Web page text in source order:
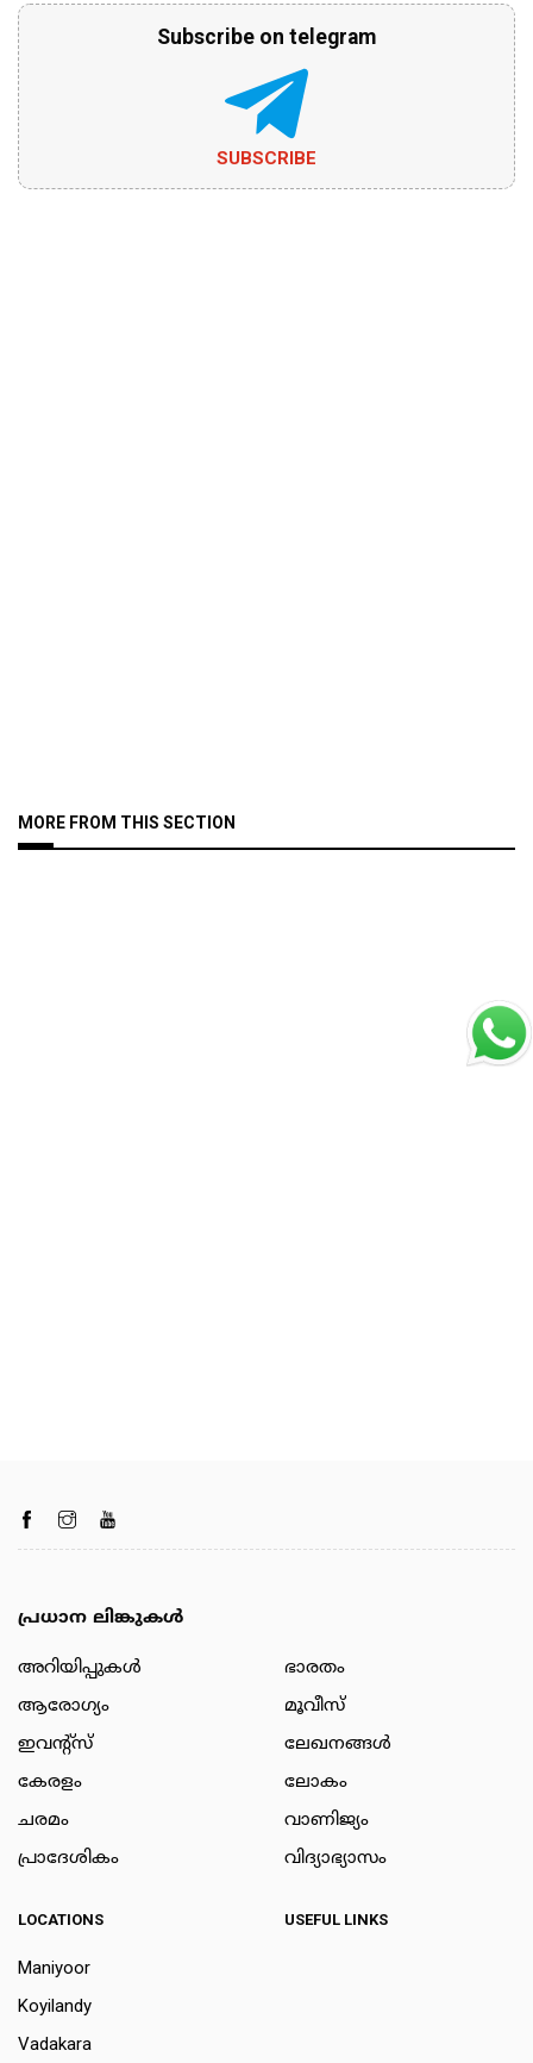
Subscribe on telegram
SUBSCRIBE
MORE FROM THIS SECTION
പ്രധാന ലിങ്കുകൾ
അറിയിപ്പുകള്‍
ആരോഗ്യം
ഇവന്റ്സ്
കേരളം
ചരമം
പ്രാദേശികം
ഭാരതം
മൂവീസ്
ലേഖനങ്ങള്‍
ലോകം
വാണിജ്യം
വിദ്യാഭ്യാസം
LOCATIONS
Maniyoor
Koyilandy
Vadakara
USEFUL LINKS